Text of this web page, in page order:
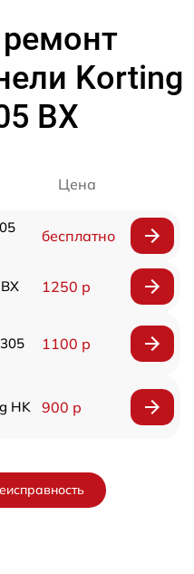
Korting
BX
Цена
бесплатно
1250 р
1100 р
HK
900 р